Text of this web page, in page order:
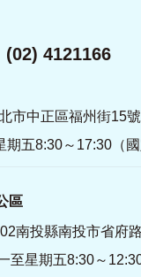
(02) 4121166
市中正區福州街15號
期五8:30～17:30（國
區
南投縣南投市省府
至星期五8:30～